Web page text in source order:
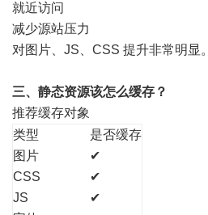
就近访问
减少源站压力
对图片、JS、CSS 提升非常明显。
三、静态资源该怎么缓存？
推荐缓存对象
类型
是否缓存
图片
✔
CSS
✔
JS
✔